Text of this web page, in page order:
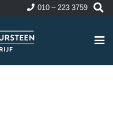
010 – 223 3759